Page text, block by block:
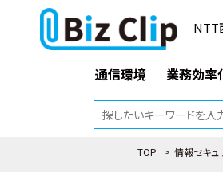
NTT
通信環境 業務効率
TOP > 情報セキュ